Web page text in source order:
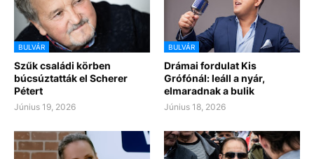
BULVÁR
Szűk családi körben
búcsúztatták el Scherer
Pétert
Június 19, 2026
BULVÁR
Drámai fordulat Kis
Grófónál: leáll a nyár,
elmaradnak a bulik
Június 18, 2026